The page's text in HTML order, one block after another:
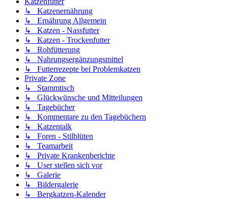
↳ Katzenernährung
↳ Ernährung Allgemein
↳ Katzen - Nassfutter
↳ Katzen - Trockenfutter
↳ Rohfütterung
↳ Nahrungsergänzungsmittel
↳ Futterrezepte bei Problemkatzen
Private Zone
↳ Stammtisch
↳ Glückwünsche und Mitteilungen
↳ Tagebücher
↳ Kommentare zu den Tagebüchern
↳ Katzentalk
↳ Foren - Stilblüten
↳ Teamarbeit
↳ Private Krankenberichte
↳ User stellen sich vor
↳ Galerie
↳ Bildergalerie
↳ Bergkatzen-Kalender